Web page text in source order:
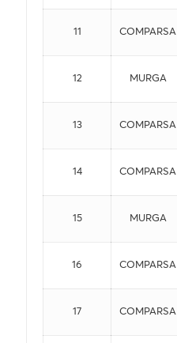
11 COMPARSA
12 MURGA
13 COMPARSA
14 COMPARSA
15 MURGA
16 COMPARSA
17 COMPARSA